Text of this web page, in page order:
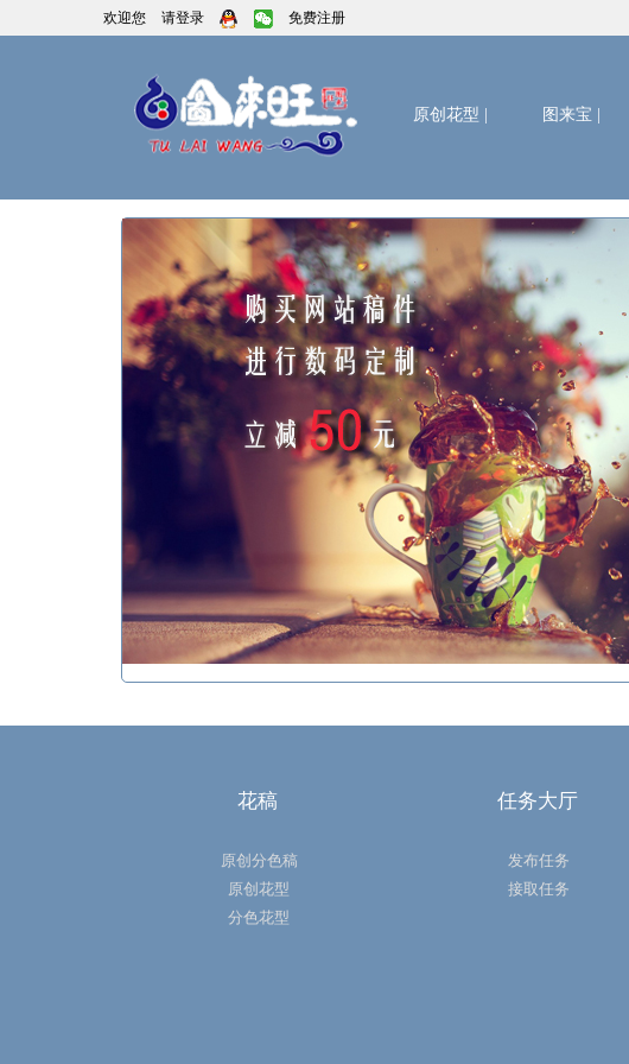
欢迎您 请登录 免费注册
原创花型 图来宝
花稿
原创分色稿
原创花型
分色花型
任务大厅
发布任务
接取任务